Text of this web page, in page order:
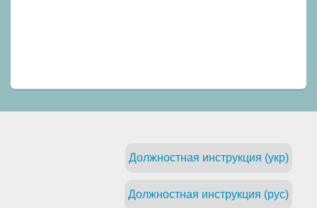
Должностная инструкция (укр)
Должностная инструкция (рус)